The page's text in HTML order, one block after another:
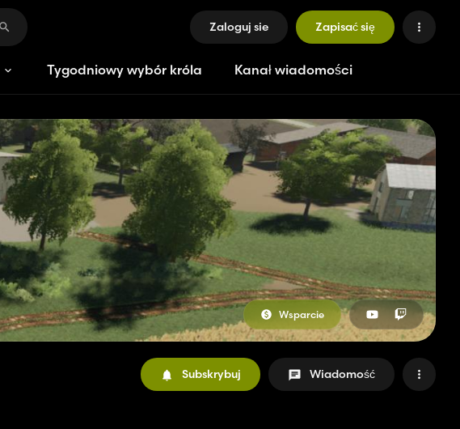
Zaloguj sie Zapisać się
Tygodniowy wybór króla Kanał wiadomości
Wsparcie
Subskrybuj Wiadomość